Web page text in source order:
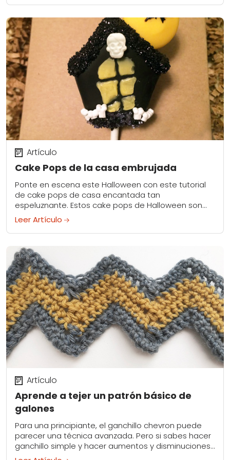
Cake Pops de la casa embrujada
Artículo
Ponte en escena este Halloween con este tutorial
de cake pops de casa encantada tan
espeluznante. Estos cake pops de Halloween son
tan fáciles de hacer y deliciosos que dan...
Leer Artículo
Aprende a tejer un patrón básico de
galones
Artículo
Para una principiante, el ganchillo chevron puede
parecer una técnica avanzada. Pero si sabes hacer
ganchillo simple y hacer aumentos y disminuciones
básicas, puedes crear este diseño tan marcado.